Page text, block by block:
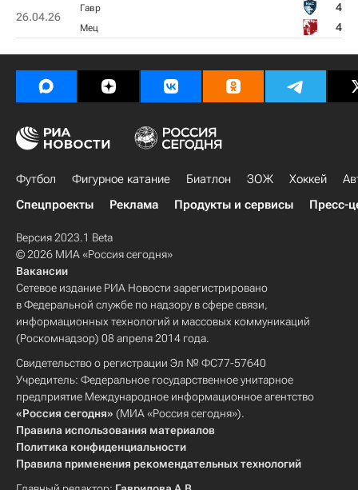
26.04.26
Гавр 4
Мец 4
Футбол Фигурное катание Биатлон ЗОЖ Хоккей
Спецпроекты
Реклама Продукты и сервисы Пресс-
Версия 2023.1 Beta
© 2026 МИА «Россия сегодня»
Вакансии
Сетевое издание РИА Новости зарегистрировано
в Федеральной службе по надзору в сфере связи,
информационных технологий и массовых коммуникаций
(Роскомнадзор) 08 апреля 2014 года.
Свидетельство о регистрации Эл № ФС77-57640
Учредитель: Федеральное государственное унитарное
предприятие Международное информационное агентство
«Россия сегодня» (МИА «Россия сегодня»).
Правила использования материалов
Политика конфиденциальности
Правила применения рекомендательных технологий